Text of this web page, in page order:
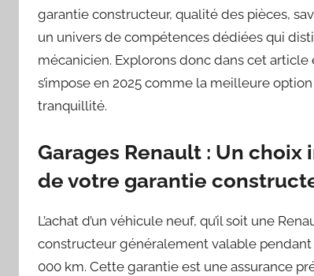
garantie constructeur, qualité des pièces,
un univers de compétences dédiées qui
mécanicien. Explorons donc dans cet
s’impose en 2025 comme la meilleure
tranquillité.
Garages Renault : Un
de votre garantie
L’achat d’un véhicule neuf, qu’il soit une
constructeur généralement valable pendant
000 km. Cette garantie est une assurance